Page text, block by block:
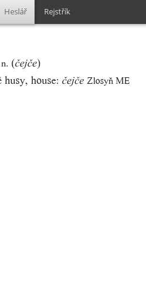
Heslář Rejstřík
n. (čejče)
husy, house: čejče Zlosyň ME